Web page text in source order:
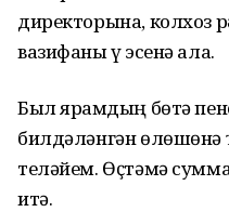
директорына, колхоз
вазифаны үҙ эсенә ала.
Был ярҙамдың бөтә
билдәләнгән
теләйем. Өҫтәмә
итә.